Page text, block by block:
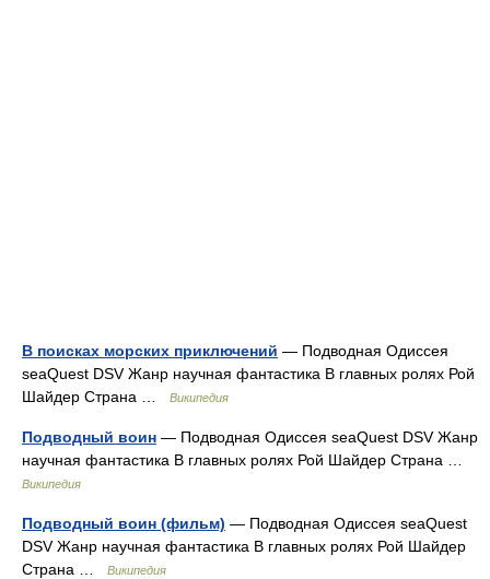
В поисках морских приключений — Подводная Одиссея
seaQuest DSV Жанр научная фантастика В главных ролях Рой
Шайдер Страна …
Википедия
Подводный воин — Подводная Одиссея seaQuest DSV Жанр
научная фантастика В главных ролях Рой Шайдер Страна …
Википедия
Подводный воин (фильм) — Подводная Одиссея seaQuest
DSV Жанр научная фантастика В главных ролях Рой Шайдер
Страна …
Википедия